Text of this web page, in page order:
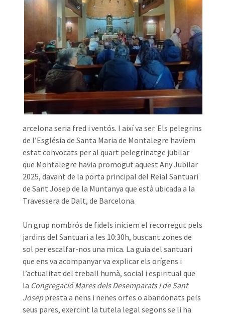
arcelona seria fred i ventós. I així va ser. Els pelegrins
de l’Església de Santa Maria de Montalegre havíem
estat convocats per al quart pelegrinatge jubilar
que Montalegre havia promogut aquest Any Jubilar
2025, davant de la porta principal del Reial Santuari
de Sant Josep de la Muntanya que està ubicada a la
Travessera de Dalt, de Barcelona.
Un grup nombrós de fidels iniciem el recorregut pels
jardins del Santuari a les 10:30h, buscant zones de
sol per escalfar-nos una mica. La guia del santuari
que ens va acompanyar va explicar els orígens i
l’actualitat del treball humà, social i espiritual que
la Congregació Mares dels Desemparats i de Sant
Joseppresta a nens i nenes orfes o abandonats pels
seus pares, exercint la tutela legal segons se li ha